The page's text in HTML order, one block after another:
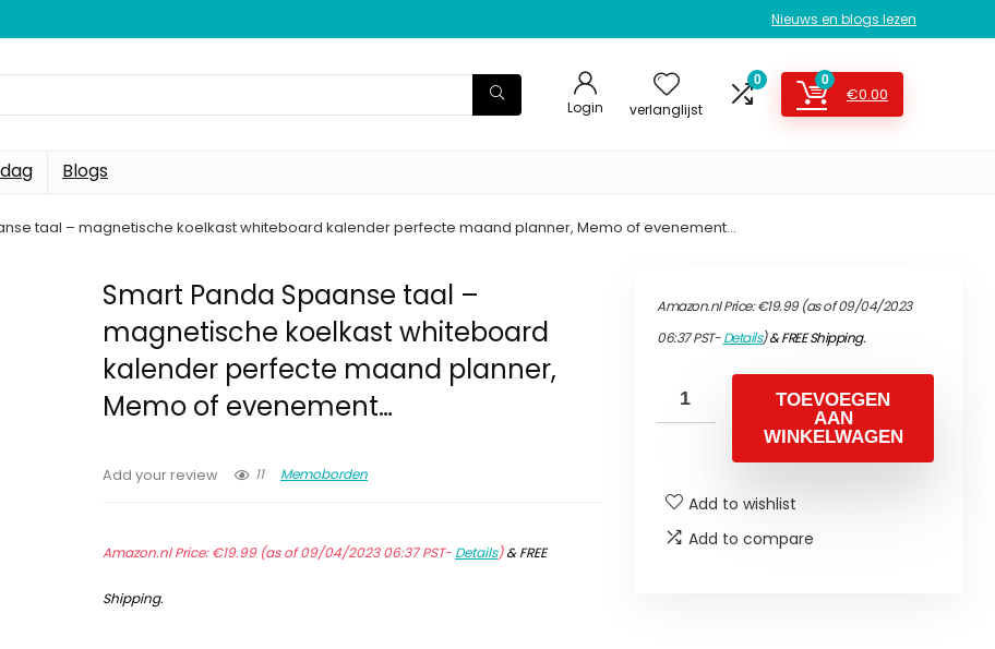
Nieuws en blogs lezen
Login verlanglijst
0 0
€0.00
Blogs
taal – magnetische koelkast whiteboard kalender perfecte maand planner, Memo of evenement…
Smart Panda Spaanse taal –
magnetische koelkast whiteboard
kalender perfecte maand planner,
Memo of evenement…
Add your review 11 Memoborden
Amazon.nl Price:€19.99(as of 09/04/2023 06:37 PST- Details)&FREE
Shipping.
Amazon.nl Price:€19.99(as of 09/04/2023
06:37 PST-Details)&FREE Shipping.
TOEVOEGEN
AAN
WINKELWAGEN
Add to wishlist
Add to compare